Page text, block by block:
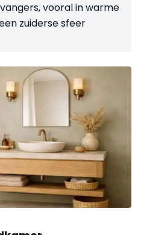
vooral in warme
zuiderse sfeer